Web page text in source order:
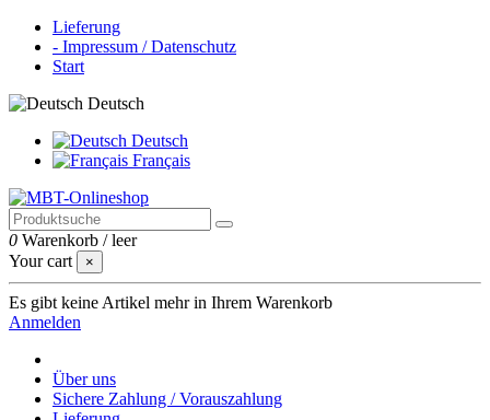
Lieferung
- Impressum / Datenschutz
Start
Deutsch
Deutsch
Français
0 Warenkorb /leer
Your cart
×
Es gibt keine Artikel mehr in Ihrem Warenkorb
Anmelden
Über uns
Sichere Zahlung / Vorauszahlung